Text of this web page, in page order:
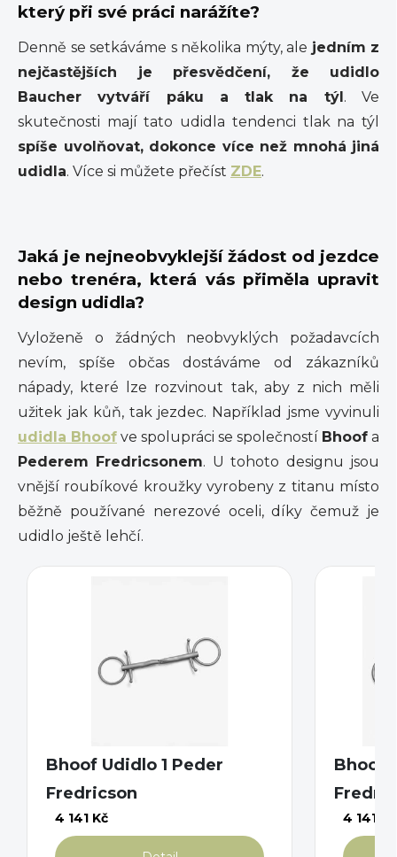
který při své práci narážíte?
Denně se setkáváme s několika mýty, ale jedním z
nejčastějších je přesvědčení, že udidlo
Baucher vytváří páku a tlak na týl. Ve
skutečnosti mají tato udidla tendenci tlak na týl
spíše uvolňovat, dokonce více než mnohá jiná
udidla. Více si můžete přečíst ZDE.
Jaká je nejneobvyklejší žádost od jezdce
nebo trenéra, která vás přiměla upravit
design udidla?
Vyloženě o žádných neobvyklých požadavcích
nevím, spíše občas dostáváme od zákazníků
nápady, které lze rozvinout tak, aby z nich měli
užitek jak kůň, tak jezdec. Například jsme vyvinuli
udidla Bhoof ve spolupráci se společností Bhoof a
Pederem Fredricsonem. U tohoto designu jsou
vnější roubíkové kroužky vyrobeny z titanu místo
běžně používané nerezové oceli, díky čemuž je
udidlo ještě lehčí.